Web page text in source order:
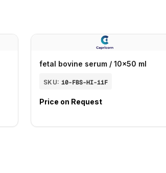
fetal bovine serum / 10x50 ml
SKU: 10-FBS-HI-11F
Price on Request